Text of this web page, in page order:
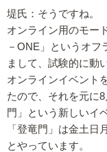
堤氏：そうですね。
オンライン用のモー
－ONE」というオフ
まして、試験的に動
オンラインイベント
たので、それを元に
門」という新しいイ
「登竜門」は金土日
とやっています。